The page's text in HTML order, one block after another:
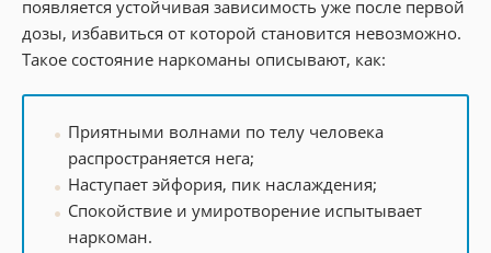
появляется устойчивая зависимость уже после первой
дозы, избавиться от которой становится невозможно.
Такое состояние наркоманы описывают, как:
Приятными волнами по телу человека
распространяется нега;
Наступает эйфория, пик наслаждения;
Спокойствие и умиротворение испытывает
наркоман.